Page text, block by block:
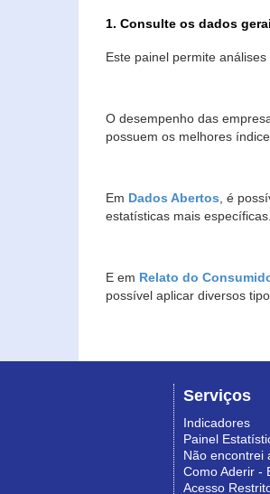
1. Consulte os dados
Este painel permite
O desempenho das
possuem os melhores
Em Dados Abertos, é
estatísticas mais específicas.
E em Relato do
possível aplicar diversos
Serviços
Indicadores
Painel
Não encontrei
Como Aderir -
Acesso